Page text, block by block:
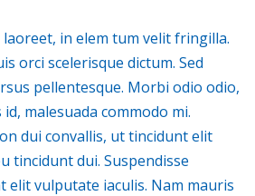
laoreet, in elem tum velit fringilla.
orci scelerisque dictum. Sed
pellentesque. Morbi odio odio,
malesuada commodo mi.
dui convallis, ut tincidunt elit
tincidunt dui. Suspendisse
elit vulputate iaculis. Nam mauris